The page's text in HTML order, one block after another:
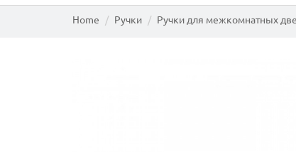
Home Ручки Ручки для межкомнатных